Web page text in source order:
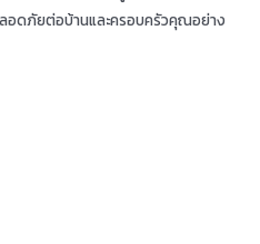
อดภัยต่อบ้านและครอบครัวคุณอย่าง